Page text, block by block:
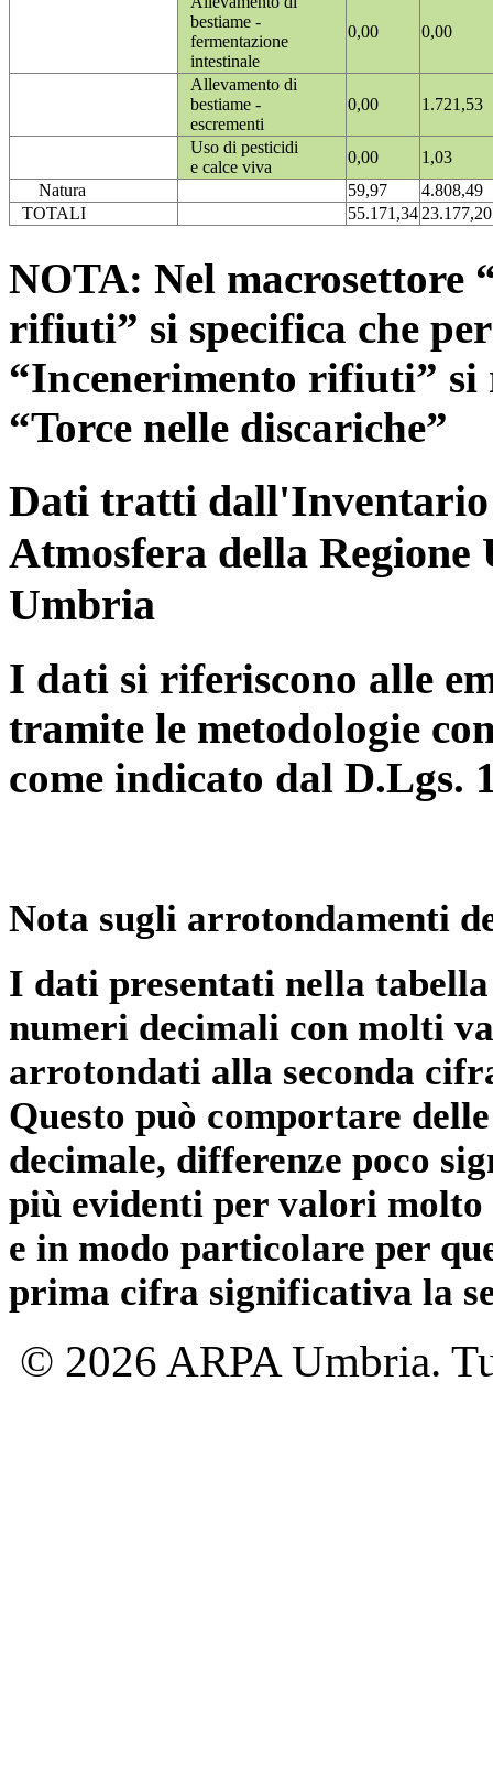
bestiame -
fermentazione
intestinale
0,00 0,00
Allevamento di
bestiame -
escrementi
0,00 1.721,53
Uso di pesticidi
e calce viva
0,00
1,03
Natura
59,97
4.808,49
TOTALI
55.171,3423.177,20
NOTA: Nel macrosettore
rifiuti” si specifica che
“Incenerimento rifiuti”
“Torce nelle discariche”
Dati tratti dall'Inventario
Atmosfera della
Umbria
I dati si riferiscono alle
tramite le metodologie
come indicato dal D.Lgs.
Nota sugli arrotondamenti
I dati presentati nella
numeri decimali con molti
arrotondati alla seconda
Questo può comportare
decimale, differenze poco
più evidenti per valori
e in modo particolare per
prima cifra significativa la
© 2026 ARPA Umbria.